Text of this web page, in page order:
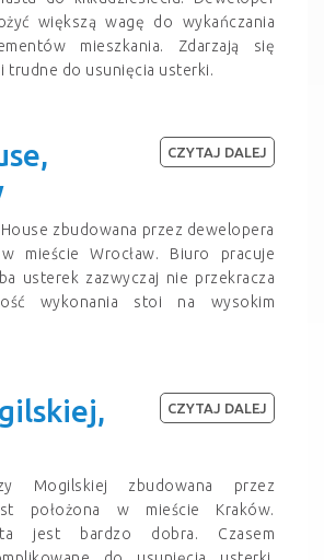
większą wagę do wykańczania
mieszkania. Zdarzają się
trudne do usunięcia usterki.
zbudowana przez dewelopera
mieście Wrocław. Biuro pracuje
usterek zazwyczaj nie przekracza
wykonania stoi na wysokim
CZYTAJ DALEJ
Mogilskiej zbudowana przez
położona w mieście Kraków.
jest bardzo dobra. Czasem
CZYTAJ DALEJ